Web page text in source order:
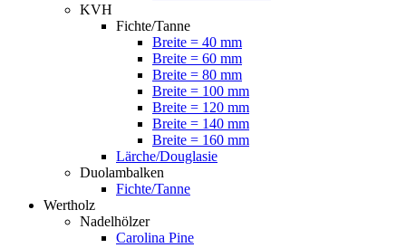
KVH
Fichte/Tanne
Breite = 40 mm
Breite = 60 mm
Breite = 80 mm
Breite = 100 mm
Breite = 120 mm
Breite = 140 mm
Breite = 160 mm
Lärche/Douglasie
Duolambalken
Fichte/Tanne
Wertholz
Nadelhölzer
Carolina Pine